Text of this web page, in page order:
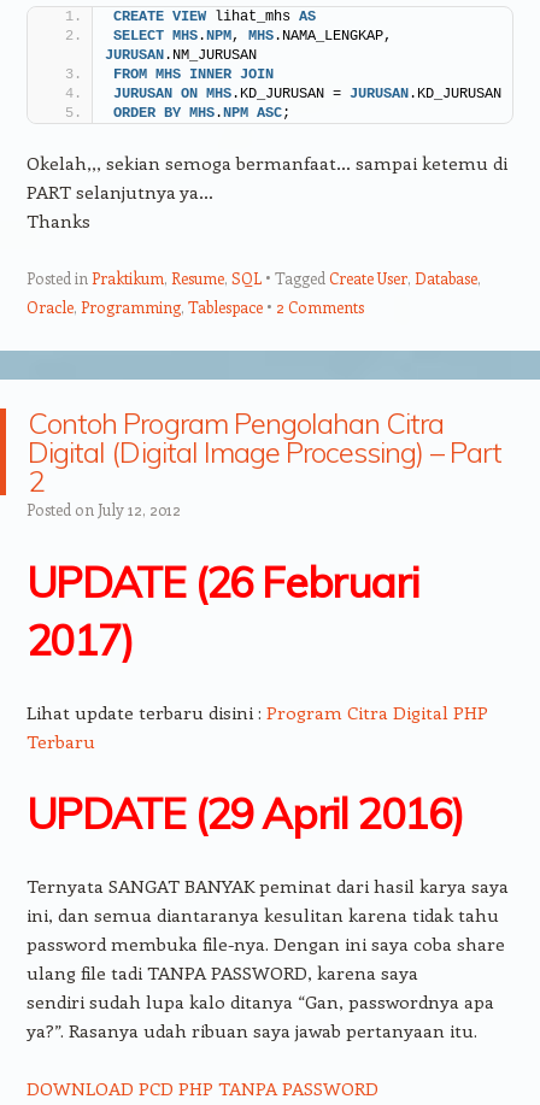
CREATE VIEW lihat_mhs AS
SELECT MHS.NPM, MHS
JURUSAN.NM_JURUSAN
FROM MHS INNER JOIN
JURUSAN ON MHS.KD_JURUSAN = JURUSAN.KD_JURUSAN
ORDER BY MHS.NPM ASC;
Okelah,,, sekian semoga bermanfaat… sampai ketemu di
PART selanjutnya ya…
Thanks
Posted in Praktikum, Resume, SQL Tagged Create User, Database,
Oracle, Programming, Tablespace 2 Comments
Contoh Program Pengolahan Citra
Digital (Digital Image Processing) – Part
2
Posted on July 12, 2012
UPDATE (26 Februari
2017)
Lihat update terbaru disini : Program Citra Digital PHP
Terbaru
UPDATE (29 April 2016)
Ternyata SANGAT BANYAK peminat dari hasil karya saya
ini, dan semua diantaranya kesulitan karena tidak tahu
password membuka file-nya. Dengan ini saya coba share
ulang file tadi TANPA PASSWORD, karena saya
sendiri sudah lupa kalo ditanya “Gan, passwordnya apa
ya?”. Rasanya udah ribuan saya jawab pertanyaan itu.
DOWNLOAD PCD PHP TANPA PASSWORD